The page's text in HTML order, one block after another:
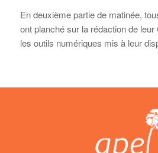
En deuxième partie de matinée,
ont planché sur la rédaction de leur
les outils numériques mis à leur